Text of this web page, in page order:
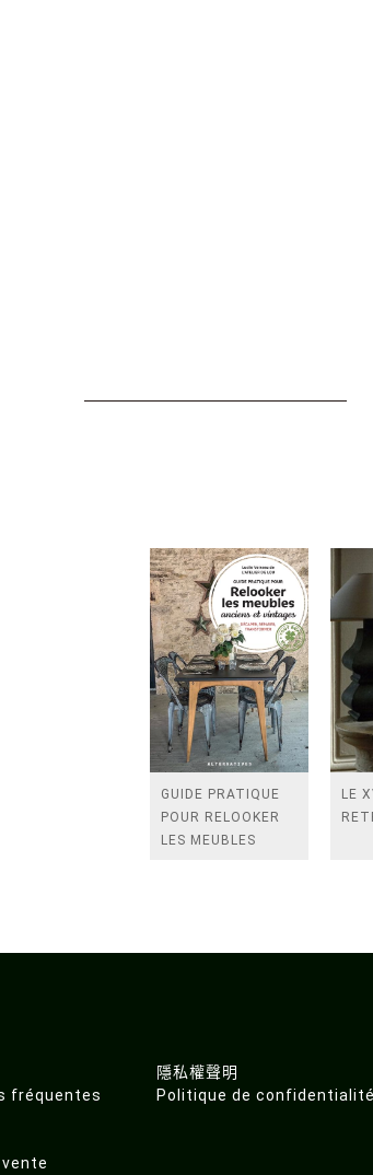
GUIDE PRATIQUE
POUR RELOOKER
LES MEUBLES
TRANSFORMER
LE
fréquentes
隱私權聲明
Politique de confidentialité